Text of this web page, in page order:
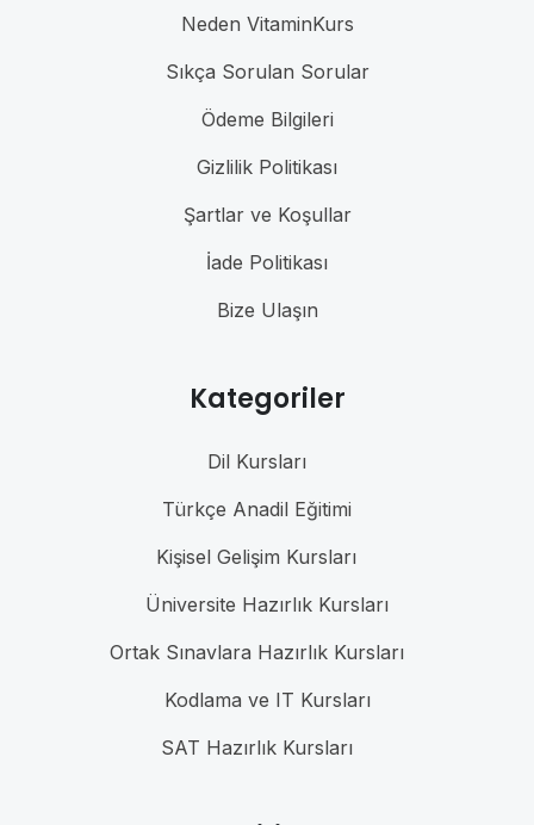
Neden VitaminKurs
Sıkça Sorulan Sorular
Ödeme Bilgileri
Gizlilik Politikası
Şartlar ve Koşullar
İade Politikası
Bize Ulaşın
Kategoriler
Dil Kursları
Türkçe Anadil Eğitimi
Kişisel Gelişim Kursları
Üniversite Hazırlık Kursları
Ortak Sınavlara Hazırlık Kursları
Kodlama ve IT Kursları
SAT Hazırlık Kursları